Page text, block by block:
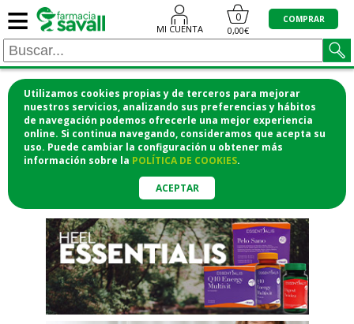
Utilizamos cookies propias y de terceros para mejorar
nuestros servicios, analizando sus preferencias y hábitos
de navegación podemos ofrecerle una mejor experiencia
online. Si continua navegando, consideramos que acepta su
uso. Puede cambiar la configuración u obtener más
información sobre la POLÍTICA DE COOKIES.
ACEPTAR
≡ MI CUENTA
0
0,00€
COMPRAR
¡COMPRA CÓMODAMENTE
DESDE CASA Y RECOGE EN LA
FARMACIA!o si lo prefieres te lo mandamos
a casa